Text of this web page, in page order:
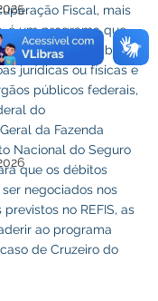
Fiscal, mais
é um programa que
de tributos
jurídicas ou físicas e
públicos federais,
do
da Fazenda
Nacional do Seguro
que os débitos
negociados nos
no REFIS, as
ao programa
de Cruzeiro do